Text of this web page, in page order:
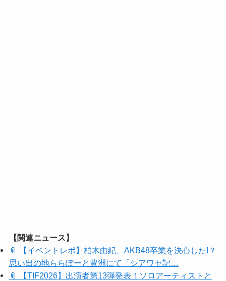
【関連ニュース】
📎 【イベントレポ】柏木由紀、AKB48卒業を決心した!？
思い出の地ららぽーと豊洲にて「シアワセ記…
📎 【TIF2026】出演者第13弾発表！ソロアーティストと